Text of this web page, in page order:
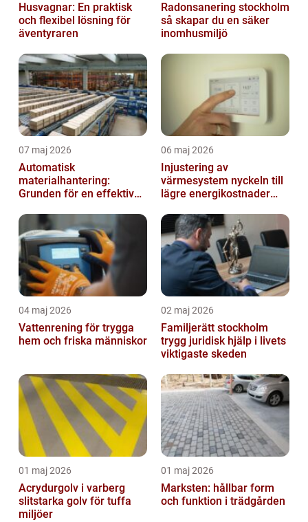
Husvagnar: En praktisk
och flexibel lösning för
äventyraren
Radonsanering stockholm
så skapar du en säker
inomhusmiljö
07 maj 2026
Automatisk
materialhantering:
Grunden för en effektiv
06 maj 2026
Injustering av
värmesystem nyckeln till
lägre energikostnader
inomhusklimat
04 maj 2026
Vattenrening för trygga
hem och friska människor
02 maj 2026
Familjerätt stockholm
trygg juridisk hjälp i livets
viktigaste skeden
01 maj 2026
Acrydurgolv i varberg
slitstarka golv för tuffa
miljöer
01 maj 2026
Marksten: hållbar form
och funktion i trädgården